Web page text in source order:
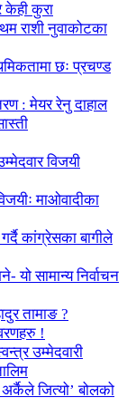
केही कुरा
राशी नुवाकोटका
छः प्रचण्ड
: मेयर रेनु दाहाल
विजयी
माओवादीका
कांग्रेसका बागीले
यो सामान्य निर्वाचन
तामाङ ?
!
उम्मेदवारी
अर्कैले जित्यो’ बोलको